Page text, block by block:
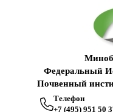
Федеральный
Почвенный
Телефон
+7 (495) 951 50